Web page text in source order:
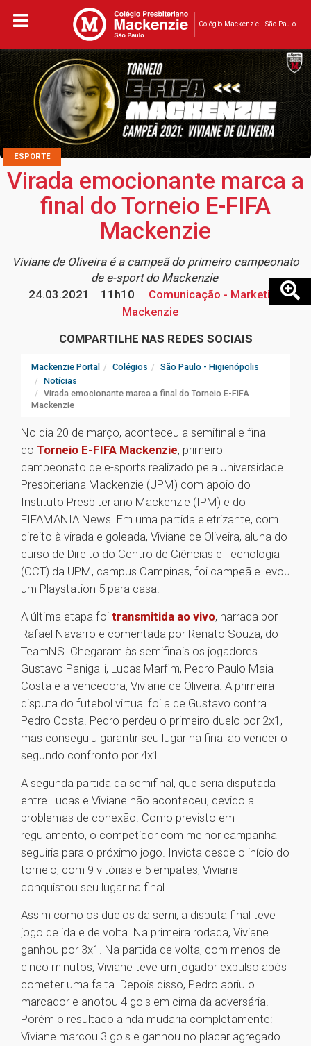
Colégio Mackenzie - São Paulo
ESPORTE
Virada emocionante marca a
final do Torneio E-FIFA
Mackenzie
Viviane de Oliveira é a campeã do primeiro campeonato
de e-sport do Mackenzie
24.03.2021
11h10
Comunicação - Marketing
Mackenzie
COMPARTILHE NAS REDES SOCIAIS
Mackenzie Portal Colégios
São Paulo - Higienópolis
Notícias
Virada emocionante marca a final do Torneio E-FIFA
Mackenzie
No dia 20 de março, aconteceu a semifinal e final
do Torneio E-FIFA Mackenzie, primeiro
campeonato de e-sports realizado pela Universidade
Presbiteriana Mackenzie (UPM) com apoio do
Instituto Presbiteriano Mackenzie (IPM) e do
FIFAMANIA News. Em uma partida eletrizante, com
direito à virada e goleada, Viviane de Oliveira, aluna do
curso de Direito do Centro de Ciências e Tecnologia
(CCT) da UPM, campus Campinas, foi campeã e levou
um Playstation 5 para casa.
A última etapa foi transmitida ao vivo, narrada por
Rafael Navarro e comentada por Renato Souza, do
TeamNS. Chegaram às semifinais os jogadores
Gustavo Panigalli, Lucas Marfim, Pedro Paulo Maia
Costa e a vencedora, Viviane de Oliveira. A primeira
disputa do futebol virtual foi a de Gustavo contra
Pedro Costa. Pedro perdeu o primeiro duelo por 2x1,
mas conseguiu garantir seu lugar na final ao vencer o
segundo confronto por 4x1.
A segunda partida da semifinal, que seria disputada
entre Lucas e Viviane não aconteceu, devido a
problemas de conexão. Como previsto em
regulamento, o competidor com melhor campanha
seguiria para o próximo jogo. Invicta desde o início do
torneio, com 9 vitórias e 5 empates, Viviane
conquistou seu lugar na final.
Assim como os duelos da semi, a disputa final teve
jogo de ida e de volta. Na primeira rodada, Viviane
ganhou por 3x1. Na partida de volta, com menos de
cinco minutos, Viviane teve um jogador expulso após
cometer uma falta. Depois disso, Pedro abriu o
marcador e anotou 4 gols em cima da adversária.
Porém o resultado ainda mudaria completamente:
Viviane marcou 3 gols e ganhou no placar agregado